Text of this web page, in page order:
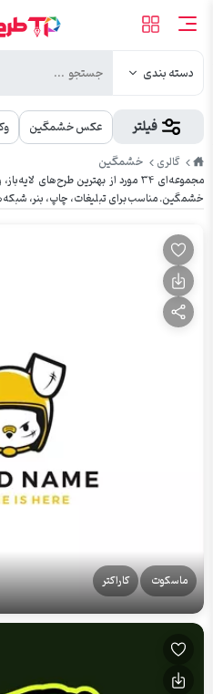
دسته بندی
فیلتر عکس خشمگین
طرح
پیک
گالری خشمگین
مجموعه‌ای ۳۴ مورد از بهترین
خشمگین. مناسب برای تبلیغات، چاپ، بنر،
ماسكوت کاراکتر